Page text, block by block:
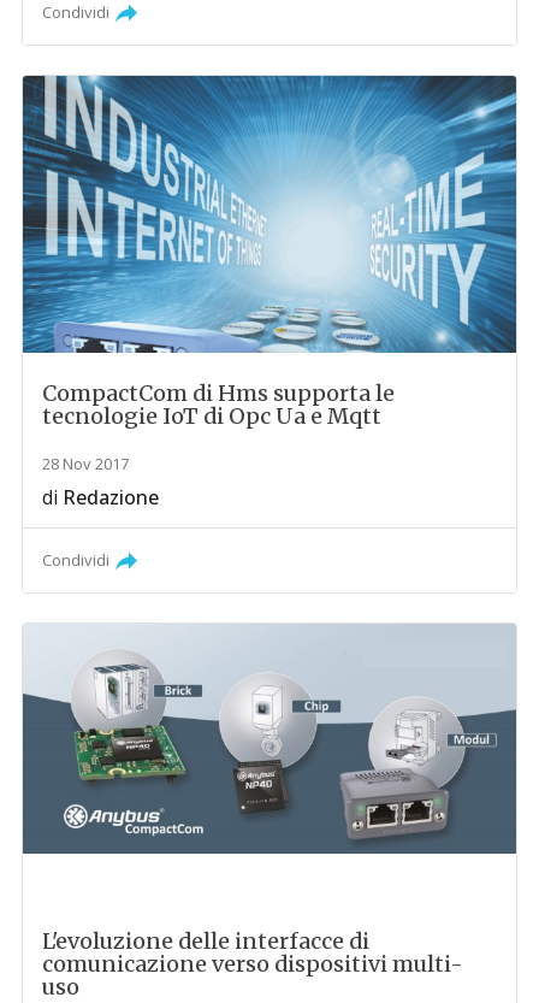
Condividi
CompactCom di Hms supporta le
tecnologie IoT di Opc Ua e Mqtt
28 Nov 2017
di Redazione
Condividi
L'evoluzione delle interfacce di
comunicazione verso dispositivi multi-
uso